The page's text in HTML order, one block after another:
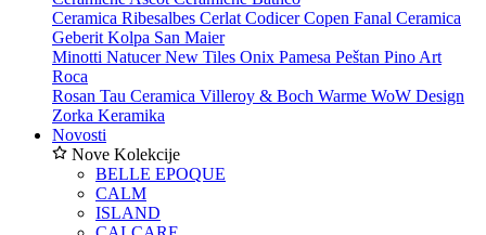
Ceramica Ribesalbes Cerlat CodicerCopen Fanal Ceramica
Geberit Kolpa San Maier
Minotti NatucerNew Tiles Onix Pamesa Peštan Pino Art
Roca
Rosan Tau Ceramica Villeroy & Boch Warme WoW Design
Zorka Keramika
Novosti
Nove Kolekcije
BELLE EPOQUE
CALM
ISLAND